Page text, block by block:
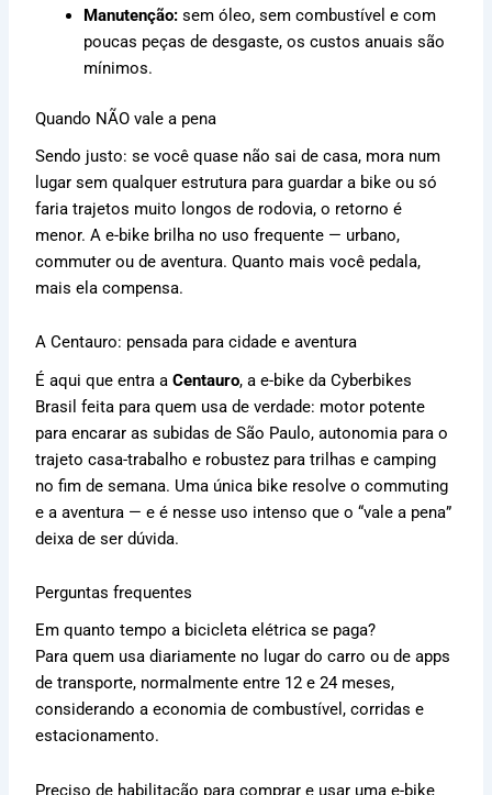
Manutenção: sem óleo, sem combustível e com
poucas peças de desgaste, os custos anuais são
mínimos.
Quando NÃO vale a pena
Sendo justo: se você quase não sai de casa, mora num
lugar sem qualquer estrutura para guardar a bike ou só
faria trajetos muito longos de rodovia, o retorno é
menor. A e-bike brilha no uso frequente — urbano,
commuter ou de aventura. Quanto mais você pedala,
mais ela compensa.
A Centauro: pensada para cidade e aventura
É aqui que entra aCentauro, a e-bike da Cyberbikes
Brasil feita para quem usa de verdade: motor potente
para encarar as subidas de São Paulo, autonomia para o
trajeto casa-trabalho e robustez para trilhas e camping
no fim de semana. Uma única bike resolve o commuting
e a aventura — e é nesse uso intenso que o “vale a pena”
deixa de ser dúvida.
Perguntas frequentes
Em quanto tempo a bicicleta elétrica se paga?
Para quem usa diariamente no lugar do carro ou de apps
de transporte, normalmente entre 12 e 24 meses,
considerando a economia de combustível, corridas e
estacionamento.
Preciso de habilitação para comprar e usar uma e-bike